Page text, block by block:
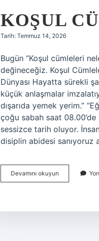
KOŞUL
Tarih: Temmuz 14, 2026
Bugün “Koşul cümleleri
değineceğiz. Koşul
Dünyası Hayatta sürekli
küçük anlaşmalar
dışarıda yemek yerim.”
çoğu sabah saat
sessizce tarih oluyor.
disiplin abidesi sanıyoruz
Devamını okuyun
cümleleri